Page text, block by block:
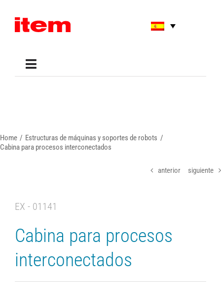
content
Toggle
Support
Home
Estructuras de máquinas y soportes de robots
Cabina para procesos interconectados
anterior siguiente
EX - 01141
Cabina para procesos
interconectados